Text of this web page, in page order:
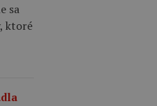
sa
ktoré